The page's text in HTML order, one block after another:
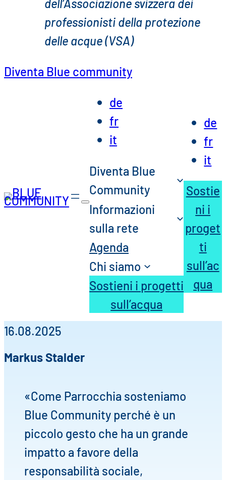
professionisti della protezione
delle acque (VSA)
Diventa Blue community
de
fr
it
Diventa Blue
Community
Informazioni
sulla rete
Agenda
Chi siamo
Sostieni i progetti
sull’acqua
de
fr
it
Sostie
ni i
proget
ti
sull’ac
qua
16.08.2025
Markus Stalder
«Come Parrocchia sosteniamo
Blue Community perché è un
piccolo gesto che ha un grande
impatto a favore della
responsabilità sociale,